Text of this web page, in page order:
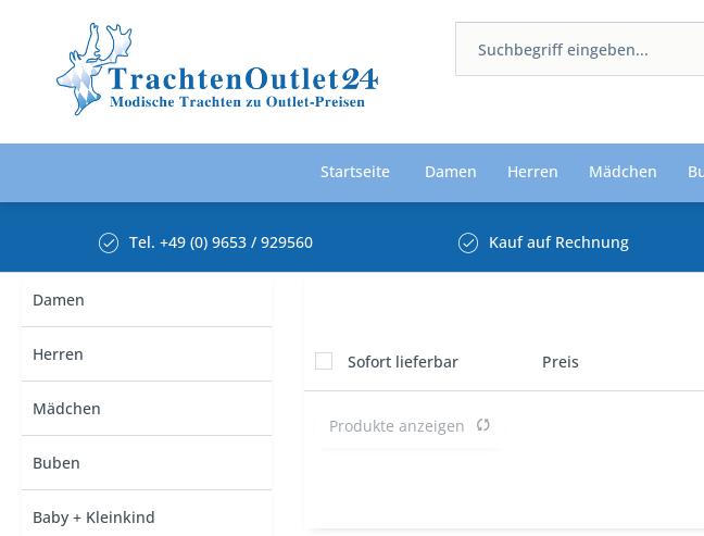
Startseite Damen Herren Mädchen
Tel. +49 (0) 9653 / 929560 Kauf auf Rechnung
Damen
Herren
Mädchen
Buben
Baby + Kleinkind
Sofort lieferbar Preis
Produkte anzeigen